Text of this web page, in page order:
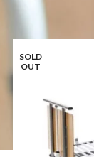
24
SOLD
OUT